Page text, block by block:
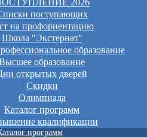
поступающих
на профориентацию
Школа "Экстернат"
образование
образование
открытых дверей
Скидки
Олимпиада
Каталог программ
квалификации
программ